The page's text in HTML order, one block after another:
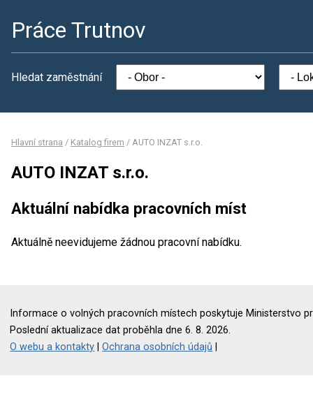
Práce Trutnov
Hledat zaměstnání
Hlavní strana / Katalog firem / AUTO INZAT s.r.o.
AUTO INZAT s.r.o.
Aktuální nabídka pracovních míst
Aktuálně neevidujeme žádnou pracovní nabídku.
Informace o volných pracovních místech poskytuje Ministerstvo
Poslední aktualizace dat proběhla dne 6. 8. 2026.
O webu a kontakty |Ochrana osobních údajů